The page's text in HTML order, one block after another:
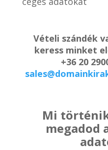
Vételi szándék
keress minket
+36 20
Mi
megadod